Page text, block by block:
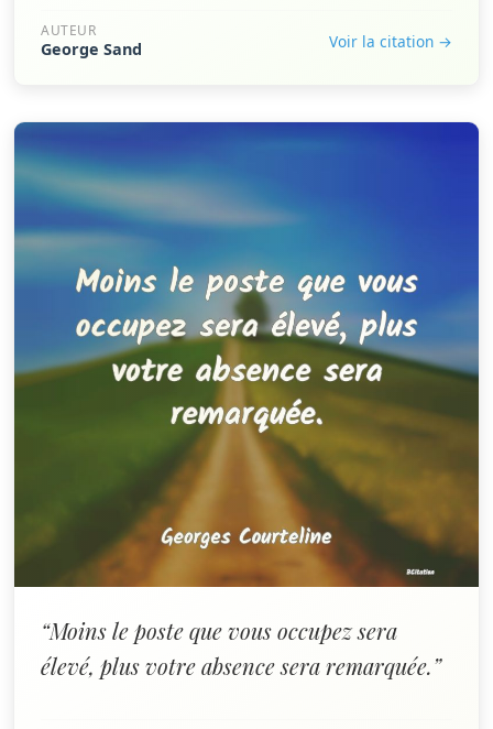
AUTEUR
George Sand Voir la citation →
“Moins le poste que vous occupez sera
élevé, plus votre absence sera remarquée.”